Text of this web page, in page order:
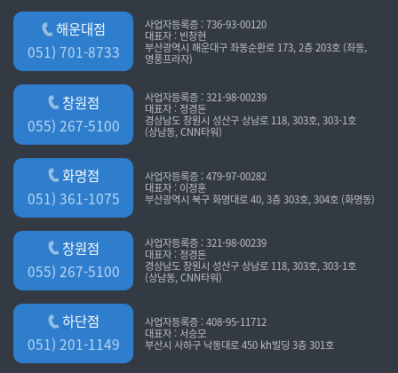
해운대점
051) 701-8733
사업자등록증 : 736-93-00120
대표자 : 빈창현
부산광역시 해운대구 좌동순환로 173, 2층 203호 (좌동,
영풍프라자)
창원점
055) 267-5100
사업자등록증 : 321-98-00239
대표자 : 정경돈
경상남도 창원시 성산구 상남로 118, 303호, 303-1호
(상남동, CNN타워)
화명점
051) 361-1075
사업자등록증 : 479-97-00282
대표자 : 이정훈
부산광역시 북구 화명대로 40, 3층 303호, 304호 (화명동)
창원점
055) 267-5100
사업자등록증 : 321-98-00239
대표자 : 정경돈
경상남도 창원시 성산구 상남로 118, 303호, 303-1호
(상남동, CNN타워)
하단점
051) 201-1149
사업자등록증 : 408-95-11712
대표자 : 서승모
부산시 사하구 낙동대로 450 kh빌딩 3층 301호